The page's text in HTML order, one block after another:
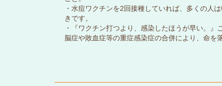
・水痘ワクチンを2回接種していれば、多くの人
きです。
・『ワクチン打つより、感染したほうが早い。
脳症や敗血症等の重症感染症の合併により、命を